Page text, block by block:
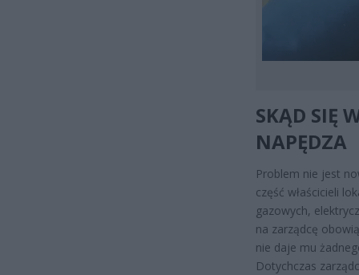
SKĄD SIĘ
NAPĘDZA
Problem nie jest
część właścicieli
gazowych,
na zarządcę
nie daje mu
Dotychczas